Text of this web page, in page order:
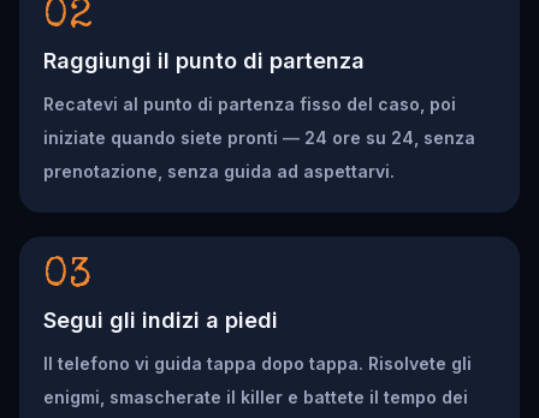
02
Raggiungi il punto di partenza
Recatevi al punto di partenza fisso del caso, poi
iniziate quando siete pronti — 24 ore su 24, senza
prenotazione, senza guida ad aspettarvi.
03
Segui gli indizi a piedi
Il telefono vi guida tappa dopo tappa. Risolvete gli
enigmi, smascherate il killer e battete il tempo dei